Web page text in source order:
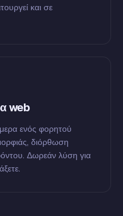
και σε
web
ενός φορητού
διόρθωση
Δωρεάν λύση για